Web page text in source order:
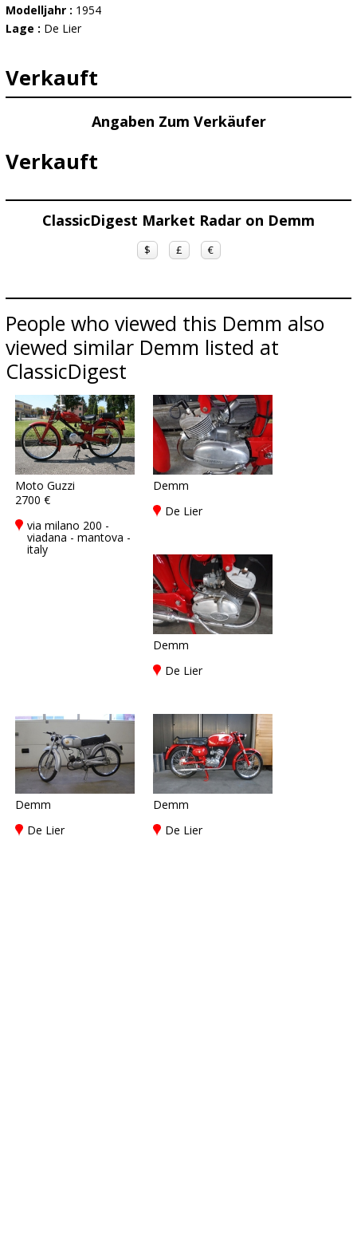
Modelljahr : 1954
Lage : De Lier
Verkauft
Angaben Zum Verkäufer
Verkauft
ClassicDigest Market Radar on Demm
$ £ €
People who viewed this Demm also
viewed similar Demm listed at
ClassicDigest
Moto Guzzi
2700 €
via milano 200 -
viadana - mantova -
italy
Demm
De Lier
Demm
De Lier
Demm
De Lier
Demm
De Lier